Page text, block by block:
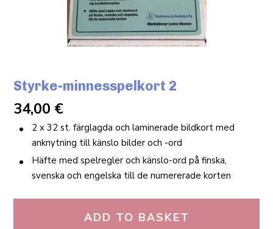
Styrke-minnesspelkort 2
34,00 €
2 x 32 st. färglagda och laminerade bildkort med
anknytning till känslo bilder och -ord
Häfte med spelregler och känslo-ord på finska,
svenska och engelska till de numererade korten
ADD TO BASKET